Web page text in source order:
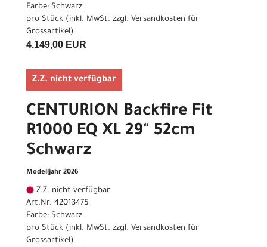
Farbe: Schwarz
pro Stück (inkl. MwSt. zzgl. Versandkosten für
Grossartikel)
4.149,00 EUR
Z.Z. nicht verfügbar
CENTURION Backfire Fit
R1000 EQ XL 29" 52cm
Schwarz
Modelljahr 2026
Z.Z. nicht verfügbar
Art.Nr. 42013475
Farbe: Schwarz
pro Stück (inkl. MwSt. zzgl. Versandkosten für
Grossartikel)